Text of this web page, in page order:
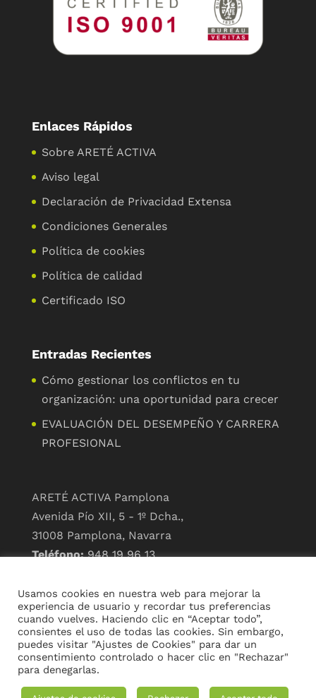
Enlaces Rápidos
Sobre ARETÉ ACTIVA
Aviso legal
Declaración de Privacidad Extensa
Condiciones Generales
Política de cookies
Política de calidad
Certificado ISO
Entradas Recientes
Cómo gestionar los conflictos en tu
organización: una oportunidad para crecer
EVALUACIÓN DEL DESEMPEÑO Y CARRERA
PROFESIONAL
ARETÉ ACTIVA Pamplona
Avenida Pío XII, 5 - 1º Dcha.,
31008 Pamplona, Navarra
Teléfono: 948 19 96 13
ARETÉ ACTIVA Madrid
Paseo de la Castellana, 190,
28046 Madrid
Teléfono: 919 920 111//
633 33 60 68
Usamos cookies en nuestra web para mejorar la
experiencia de usuario y recordar tus preferencias
cuando vuelves. Haciendo clic en “Aceptar todo”,
consientes el uso de todas las cookies. Sin embargo,
puedes visitar "Ajustes de Cookies" para dar un
consentimiento controlado o hacer clic en "Rechazar"
para denegarlas.